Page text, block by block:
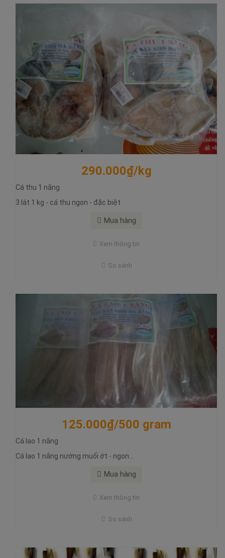
290.000₫/kg
Cá thu 1 nắng
3 lát 1 kg - cá thu ngon - đặc biệt
Mua hàng
Xem thông tin
So sánh
125.000₫/500 gram
Cá lao 1 nắng
Cá lao 1 nắng nướng muối ớt - ngon...
Mua hàng
Cá lao 1 nắng
Cá lao 1 nắng nướng muối ớt - ngon - bổ - rẻ
xương vụ. Ở các khu vực ven biển Đà Nẵng – Quảng Nam, người
Xem thông tin
So sánh
150.000₫/kg
Với những sản phẩm “1 nắng” nổi tiếng thơm ngon và bán chạy
nay Đặc Sản Khô Đà Nẵng kính giới thiệu đến các bạn món Cá